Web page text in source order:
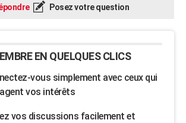
Posez votre question
EN QUELQUES CLICS
vous simplement avec ceux qui
vos intérêts
vos discussions facilement et